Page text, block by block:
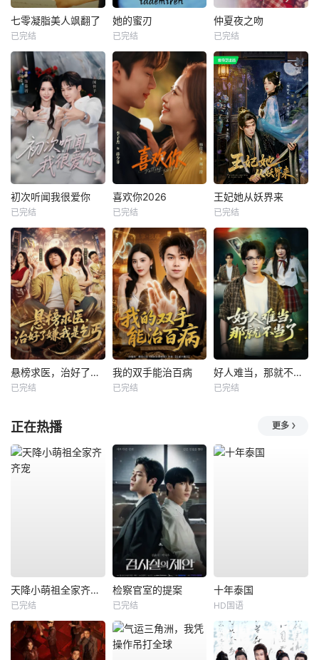
七零凝脂美人飒翻了
已完结
她的蜜刃
已完结
仲夏夜之吻
已完结
初次听闻我很爱你
已完结
喜欢你2026
已完结
王妃她从妖界来
已完结
悬榜求医，治好了嫌我是乞丐
已完结
我的双手能治百病
已完结
好人难当，那就不当了
已完结
正在热播 更多
天降小萌祖全家齐齐宠
已完结
检察官室的提案
已完结
十年泰国
HD国语